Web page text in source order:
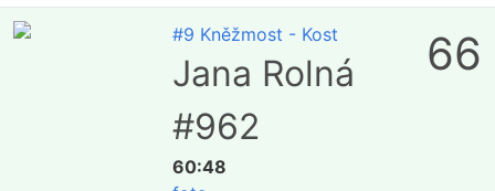
#9 Kněžmost - Kost
Jana Rolná
#962
60:48
66